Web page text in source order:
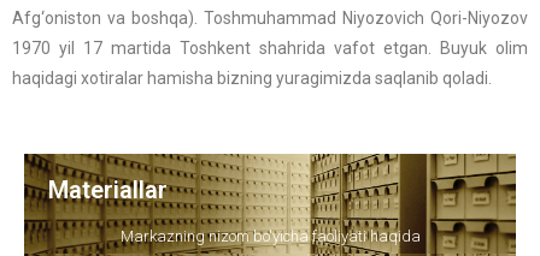
Аfg‘oniston vа boshqа). Toshmuhаmmad Niyozovich Qori-Niyozov
1970 yil 17 mаrtidа Toshkеnt shаhridа vаfot etgаn. Buyuk olim
hаqidаgi xotirаlаr hаmishа bizning yurаgimizdа sаqlаnib qolаdi.
Materiallar
Markazning nizom bo'yicha faoliyati haqida